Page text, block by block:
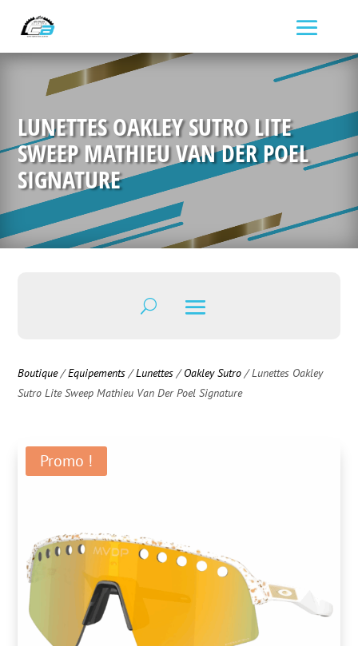
LUNETTES OAKLEY SUTRO LITE
SWEEP MATHIEU VAN DER POEL
SIGNATURE
Boutique/Equipements /Lunettes /Oakley Sutro / Lunettes Oakley
Sutro Lite Sweep Mathieu Van Der Poel Signature
Promo !